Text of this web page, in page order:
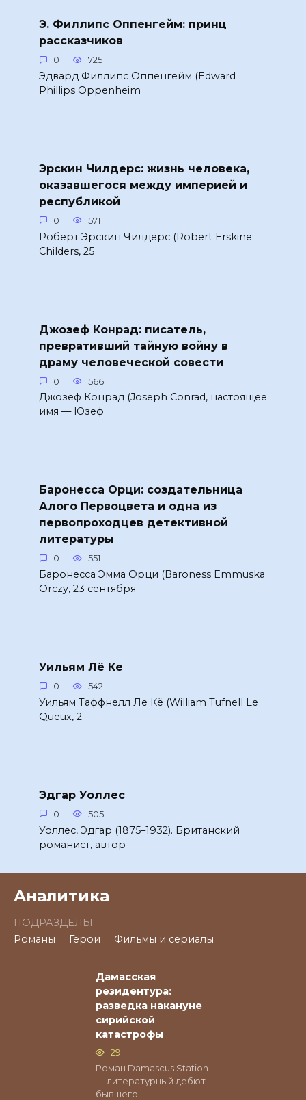
Э. Филлипс Оппенгейм: принц
рассказчиков
0 725
Эдвард Филлипс Оппенгейм (Edward
Phillips Oppenheim
Эрскин Чилдерс: жизнь человека,
оказавшегося между империей и
республикой
0 571
Роберт Эрскин Чилдерс (Robert Erskine
Childers, 25
Джозеф Конрад: писатель,
превративший тайную войну в
драму человеческой совести
0 566
Джозеф Конрад (Joseph Conrad, настоящее
имя — Юзеф
Баронесса Орци: создательница
Алого Первоцвета и одна из
первопроходцев детективной
литературы
0 551
Баронесса Эмма Орци (Baroness Emmuska
Orczy, 23 сентября
Уильям Лё Ке
0 542
Уильям Таффнелл Ле Кё (William Tufnell Le
Queux, 2
Эдгар Уоллес
0 505
Уоллес, Эдгар (1875–1932). Британский
романист, автор
Аналитика
ПОДРАЗДЕЛЫ
Романы
Герои Фильмы и сериалы
Дамасская
резидентура:
разведка накануне
сирийской
катастрофы
29
Роман Damascus Station
— литературный дебют
бывшего